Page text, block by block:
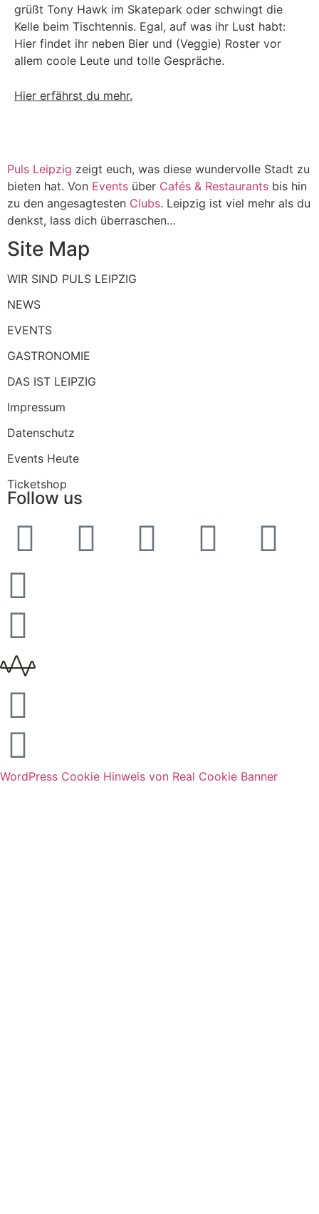
grüßt Tony Hawk im Skatepark oder schwingt die
Kelle beim Tischtennis. Egal, auf was ihr Lust habt:
Hier findet ihr neben Bier und (Veggie) Roster vor
allem coole Leute und tolle Gespräche.
Hier erfährst du mehr.
Puls Leipzig zeigt euch, was diese wundervolle Stadt zu
bieten hat. Von Events über Cafés & Restaurants bis hin
zu den angesagtesten Clubs. Leipzig ist viel mehr als du
denkst, lass dich überraschen…
Site Map
WIR SIND PULS LEIPZIG
NEWS
EVENTS
GASTRONOMIE
DAS IST LEIPZIG
Impressum
Datenschutz
Events Heute
Ticketshop
Follow us
WordPress Cookie Hinweis von Real Cookie Banner